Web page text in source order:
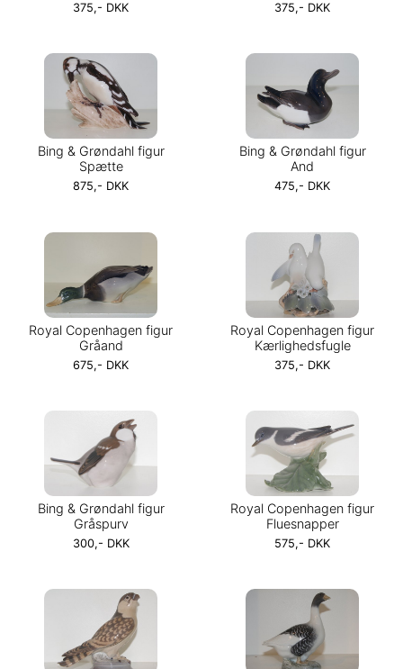
375,- DKK 375,- DKK
Bing & Grøndahl figur
Spætte
875,- DKK
Bing & Grøndahl figur
And
475,- DKK
Royal Copenhagen figur
Gråand
675,- DKK
Royal Copenhagen figur
Kærlighedsfugle
375,- DKK
Bing & Grøndahl figur
Gråspurv
300,- DKK
Royal Copenhagen figur
Fluesnapper
575,- DKK